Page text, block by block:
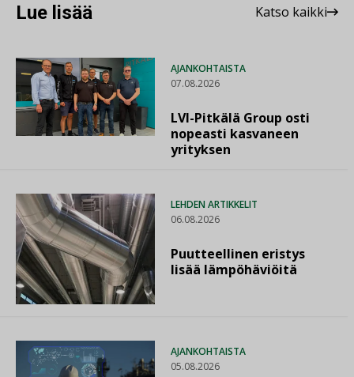
Lue lisää Katso kaikki
AJANKOHTAISTA
07.08.2026
LVI-Pitkälä Group osti
nopeasti kasvaneen
yrityksen
LEHDEN ARTIKKELIT
06.08.2026
Puutteellinen eristys
lisää lämpöhäviöitä
AJANKOHTAISTA
05.08.2026